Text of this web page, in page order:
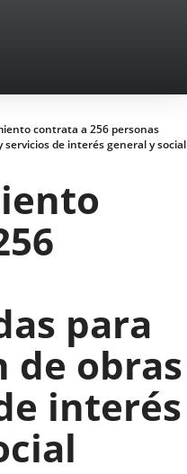
contrata a 256 personas
servicios de interés general y social
para
de obras
interés